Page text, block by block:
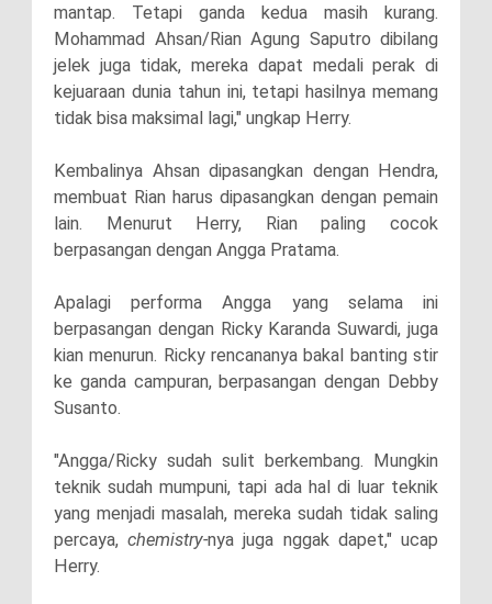
mantap. Tetapi ganda kedua masih kurang.
Mohammad Ahsan/Rian Agung Saputro dibilang
jelek juga tidak, mereka dapat medali perak di
kejuaraan dunia tahun ini, tetapi hasilnya memang
tidak bisa maksimal lagi," ungkap Herry.
Kembalinya Ahsan dipasangkan dengan Hendra,
membuat Rian harus dipasangkan dengan pemain
lain. Menurut Herry, Rian paling cocok
berpasangan dengan Angga Pratama.
Apalagi performa Angga yang selama ini
berpasangan dengan Ricky Karanda Suwardi, juga
kian menurun. Ricky rencananya bakal banting stir
ke ganda campuran, berpasangan dengan Debby
Susanto.
"Angga/Ricky sudah sulit berkembang. Mungkin
teknik sudah mumpuni, tapi ada hal di luar teknik
yang menjadi masalah, mereka sudah tidak saling
percaya,chemistry-nya juga nggak dapet," ucap
Herry.